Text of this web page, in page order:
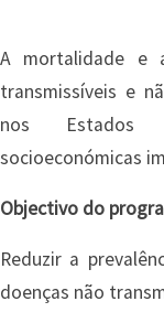
A mortalidade e
transmissíveis e
nos Estados
socioeconómicas
Objectivo do
Reduzir a
doenças não